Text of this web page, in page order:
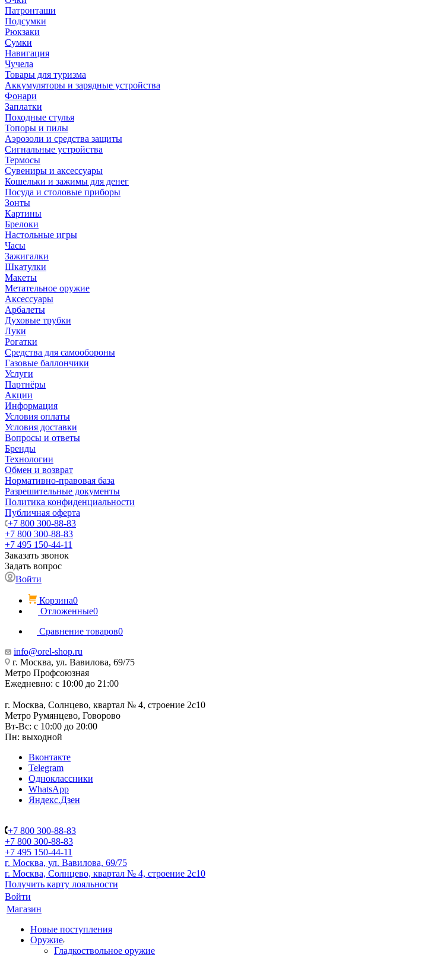
Патронташи
Подсумки
Рюкзаки
Сумки
Навигация
Чучела
Товары для туризма
Аккумуляторы и зарядные устройства
Фонари
Заплатки
Походные стулья
Топоры и пилы
Аэрозоли и средства защиты
Сигнальные устройства
Термосы
Сувениры и аксессуары
Кошельки и зажимы для денег
Посуда и столовые приборы
Зонты
Картины
Брелоки
Настольные игры
Часы
Зажигалки
Шкатулки
Макеты
Метательное оружие
Аксессуары
Арбалеты
Духовые трубки
Луки
Рогатки
Средства для самообороны
Газовые баллончики
Услуги
Партнёры
Акции
Информация
Условия оплаты
Условия доставки
Вопросы и ответы
Бренды
Технологии
Обмен и возврат
Нормативно-правовая база
Разрешительные документы
Политика конфиденциальности
Публичная оферта
+7 800 300-88-83
+7 800 300-88-83
+7 495 150-44-11
Заказать звонок
Задать вопрос
Войти
Корзина0
Отложенные0
Сравнение товаров0
info@orel-shop.ru
г. Москва, ул. Вавилова, 69/75
Метро Профсоюзная
Ежедневно: с 10:00 до 21:00
г. Москва, Солнцево, квартал № 4, строение 2с10
Метро Румянцево, Говорово
Вт-Вс: с 10:00 до 20:00
Пн: выходной
Вконтакте
Telegram
Одноклассники
WhatsApp
Яндекс.Дзен
+7 800 300-88-83
+7 800 300-88-83
+7 495 150-44-11
г. Москва, ул. Вавилова, 69/75
г. Москва, Солнцево, квартал № 4, строение 2с10
Получить карту лояльности
Войти
Магазин
Новые поступления
Оружие
Гладкоствольное оружие